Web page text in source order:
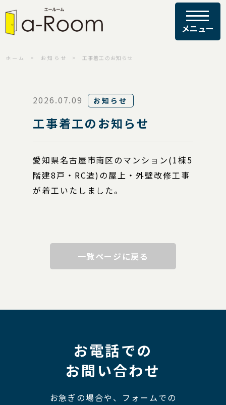
ホーム お知らせ 工事着工のお知らせ
2026.07.09 お知らせ
工事着工のお知らせ
愛知県名古屋市南区のマンション(1棟5
階建8戸・RC造)の屋上・外壁改修工事
が着工いたしました。
一覧ページに戻る
お電話での
お問い合わせ
お急ぎの場合や、フォームでの